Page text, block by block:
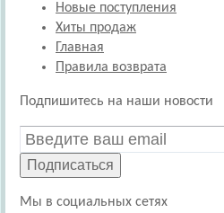
Новые поступления
Хиты продаж
Главная
Правила возврата
Подпишитесь на наши новости
Подписаться
Мы в социальных сетях